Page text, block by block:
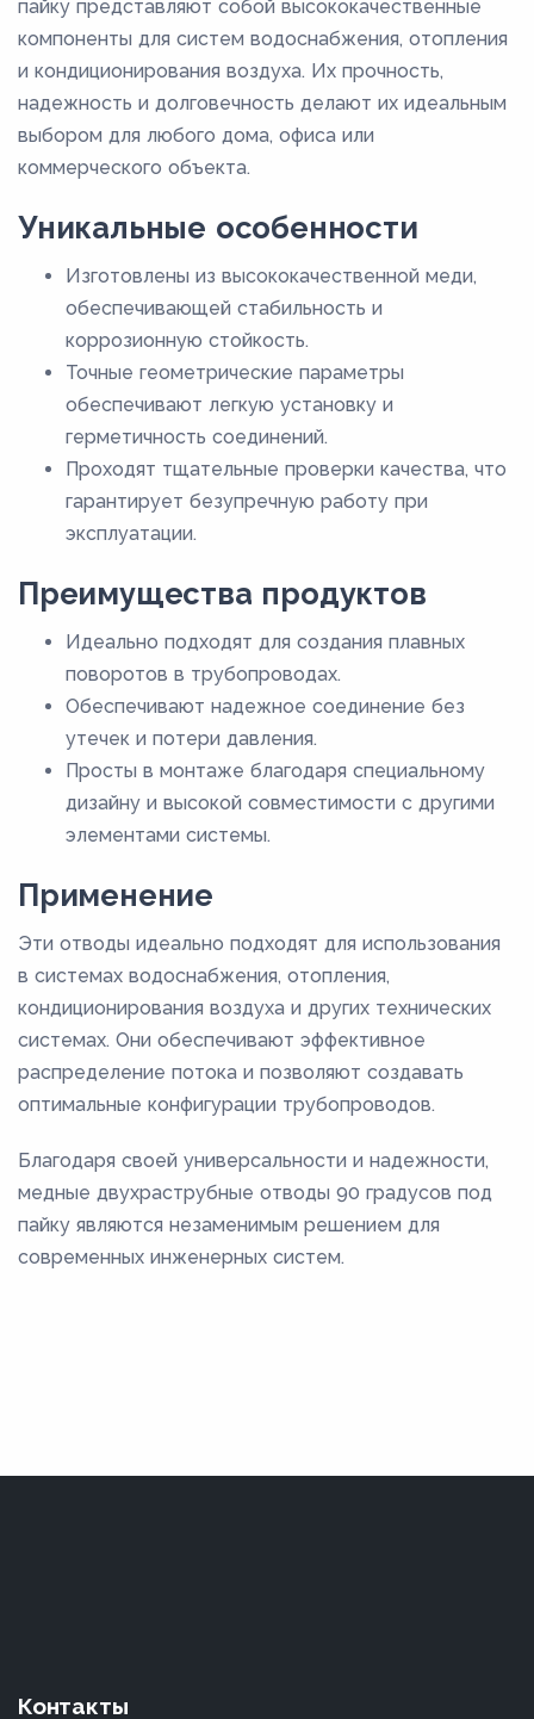
пайку представляют собой высококачественные
компоненты для систем водоснабжения, отопления
и кондиционирования воздуха. Их прочность,
надежность и долговечность делают их идеальным
выбором для любого дома, офиса или
коммерческого объекта.
Уникальные особенности
Изготовлены из высококачественной меди,
обеспечивающей стабильность и
коррозионную стойкость.
Точные геометрические параметры
обеспечивают легкую установку и
герметичность соединений.
Проходят тщательные проверки качества, что
гарантирует безупречную работу при
эксплуатации.
Преимущества продуктов
Идеально подходят для создания плавных
поворотов в трубопроводах.
Обеспечивают надежное соединение без
утечек и потери давления.
Просты в монтаже благодаря специальному
дизайну и высокой совместимости с другими
элементами системы.
Применение
Эти отводы идеально подходят для использования
в системах водоснабжения, отопления,
кондиционирования воздуха и других технических
системах. Они обеспечивают эффективное
распределение потока и позволяют создавать
оптимальные конфигурации трубопроводов.
Благодаря своей универсальности и надежности,
медные двухраструбные отводы 90 градусов под
пайку являются незаменимым решением для
современных инженерных систем.
Контакты